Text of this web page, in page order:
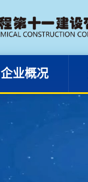
企业概况
企业概况